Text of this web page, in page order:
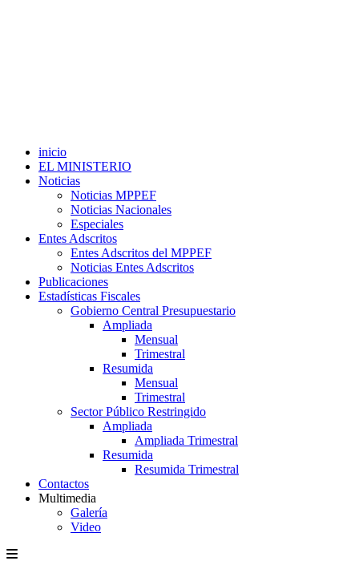
inicio
EL MINISTERIO
Noticias
Noticias MPPEF
Noticias Nacionales
Especiales
Entes Adscritos
Entes Adscritos del MPPEF
Noticias Entes Adscritos
Publicaciones
Estadísticas Fiscales
Gobierno Central Presupuestario
Ampliada
Mensual
Trimestral
Resumida
Mensual
Trimestral
Sector Público Restringido
Ampliada
Ampliada Trimestral
Resumida
Resumida Trimestral
Contactos
Multimedia
Galería
Video